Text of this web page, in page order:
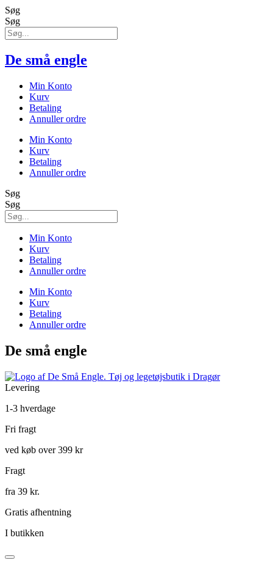
Søg
Søg
De små engle
Min Konto
Kurv
Betaling
Annuller ordre
Min Konto
Kurv
Betaling
Annuller ordre
Søg
Søg
Min Konto
Kurv
Betaling
Annuller ordre
Min Konto
Kurv
Betaling
Annuller ordre
De små engle
Levering
1-3 hverdage
Fri fragt
ved køb over 399 kr
Fragt
fra 39 kr.
Gratis afhentning
I butikken